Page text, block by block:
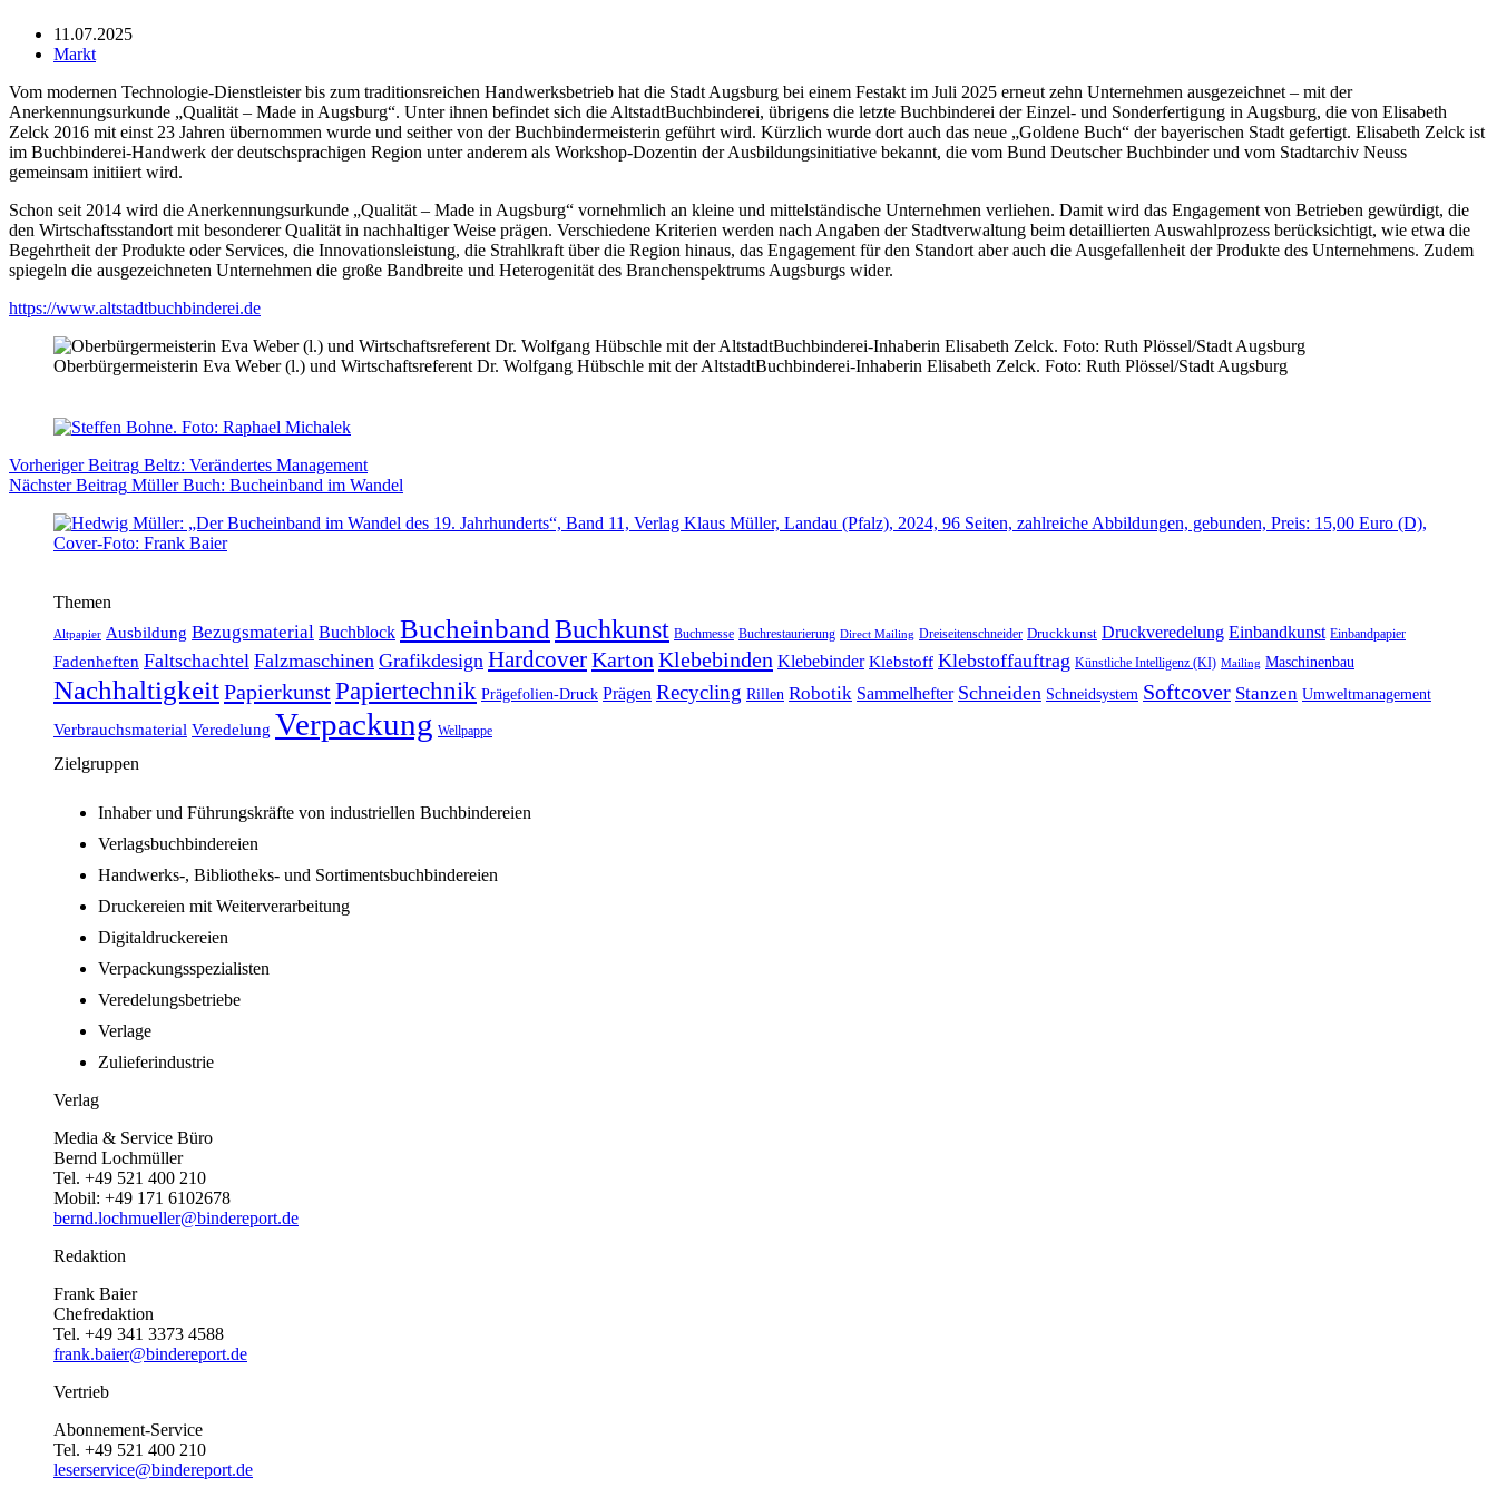
11.07.2025
Markt
Vom modernen Technologie-Dienstleister bis zum traditionsreichen Handwerksbetrieb hat die Stadt Augsburg bei einem Festakt im Juli 2025 erneut zehn Unternehmen ausgezeichnet – mit der
Anerkennungsurkunde „Qualität – Made in Augsburg“. Unter ihnen befindet sich die AltstadtBuchbinderei, übrigens die letzte Buchbinderei der Einzel- und Sonderfertigung in Augsburg, die von Elisabeth
Zelck 2016 mit einst 23 Jahren übernommen wurde und seither von der Buchbindermeisterin geführt wird. Kürzlich wurde dort auch das neue „Goldene Buch“ der bayerischen Stadt gefertigt. Elisabeth Zelck ist
im Buchbinderei-Handwerk der deutschsprachigen Region unter anderem als Workshop-Dozentin der Ausbildungsinitiative bekannt, die vom Bund Deutscher Buchbinder und vom Stadtarchiv Neuss
gemeinsam initiiert wird.
Schon seit 2014 wird die Anerkennungsurkunde „Qualität – Made in Augsburg“ vornehmlich an kleine und mittelständische Unternehmen verliehen. Damit wird das Engagement von Betrieben gewürdigt, die
den Wirtschaftsstandort mit besonderer Qualität in nachhaltiger Weise prägen. Verschiedene Kriterien werden nach Angaben der Stadtverwaltung beim detaillierten Auswahlprozess berücksichtigt, wie etwa die
Begehrtheit der Produkte oder Services, die Innovationsleistung, die Strahlkraft über die Region hinaus, das Engagement für den Standort aber auch die Ausgefallenheit der Produkte des Unternehmens. Zudem
spiegeln die ausgezeichneten Unternehmen die große Bandbreite und Heterogenität des Branchenspektrums Augsburgs wider.
https://www.altstadtbuchbinderei.de
Oberbürgermeisterin Eva Weber (l.) und Wirtschaftsreferent Dr. Wolfgang Hübschle mit der AltstadtBuchbinderei-Inhaberin Elisabeth Zelck. Foto: Ruth Plössel/Stadt Augsburg
VorherigerBeitrag Beltz: Verändertes Management
NächsterBeitrag Müller Buch: Bucheinband im Wandel
Themen
Altpapier Ausbildung Bezugsmaterial Buchblock BucheinbandBuchkunst Buchmesse Buchrestaurierung Direct Mailing Dreiseitenschneider Druckkunst Druckveredelung Einbandkunst Einbandpapier
Fadenheften Faltschachtel Falzmaschinen Grafikdesign HardcoverKarton Klebebinden Klebebinder Klebstoff Klebstoffauftrag Künstliche Intelligenz (KI) Mailing Maschinenbau
NachhaltigkeitPapierkunstPapiertechnik Prägefolien-Druck Prägen Recycling Rillen Robotik Sammelhefter Schneiden Schneidsystem Softcover Stanzen Umweltmanagement
Verbrauchsmaterial Veredelung Verpackung Wellpappe
Zielgruppen
Inhaber und Führungskräfte von industriellen Buchbindereien
Verlagsbuchbindereien
Handwerks-, Bibliotheks- und Sortimentsbuchbindereien
Druckereien mit Weiterverarbeitung
Digitaldruckereien
Verpackungsspezialisten
Veredelungsbetriebe
Verlage
Zulieferindustrie
Verlag
Media & Service Büro
Bernd Lochmüller
Tel. +49 521 400 210
Mobil: +49 171 6102678
bernd.lochmueller@bindereport.de
Redaktion
Frank Baier
Chefredaktion
Tel. +49 341 3373 4588
frank.baier@bindereport.de
Vertrieb
Abonnement-Service
Tel. +49 521 400 210
leserservice@bindereport.de